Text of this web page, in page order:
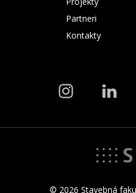
Partneri
Kontakty
© 2026 Stavebná